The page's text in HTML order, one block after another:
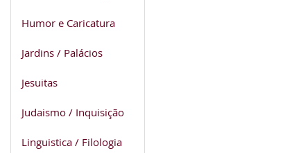
Humor e Caricatura
Jardins / Palácios
Jesuitas
Judaismo / Inquisição
Linguistica / Filologia